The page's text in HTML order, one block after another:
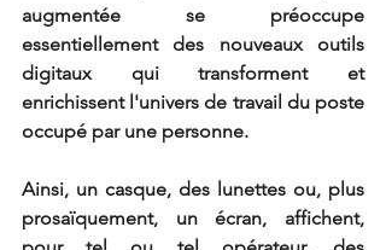
augmentée se préoccupe
essentiellement des nouveaux outils
digitaux qui transforment et
enrichissent l'univers de travail du poste
occupé par une personne.
Ainsi, un casque, des lunettes ou, plus
prosaïquement, un écran, affichent,